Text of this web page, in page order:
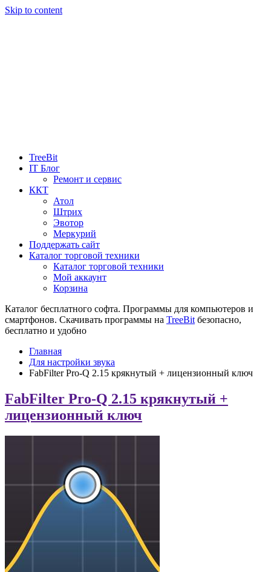
Skip to content
TreeBit
IT Блог
Ремонт и сервис
ККТ
Атол
Штрих
Эвотор
Меркурий
Поддержать сайт
Каталог торговой техники
Каталог торговой техники
Мой аккаунт
Корзина
Каталог бесплатного софта. Программы для компьютеров и
смартфонов. Скачивать программы на TreeBitбезопасно,
бесплатно и удобно
Главная
Для настройки звука
FabFilter Pro-Q 2.15 крякнутый + лицензионный ключ
FabFilter Pro-Q 2.15 крякнутый +
лицензионный ключ